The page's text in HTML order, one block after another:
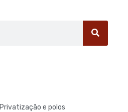
Privatização e polos